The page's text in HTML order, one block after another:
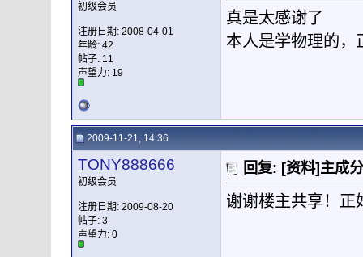
初级会员
注册日期: 2008-04-01
年龄: 42
帖子: 11
声望力: 19
真是太感谢了
本人是学物理的，
2009-11-21, 14:36
TONY888666
初级会员
注册日期: 2009-08-20
帖子: 3
声望力: 0
回复: [资料]主成
谢谢楼主共享！正